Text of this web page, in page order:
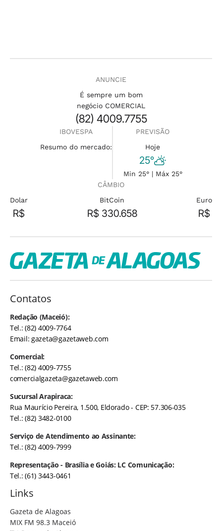
ANUNCIE
É sempre um bom
negócio COMERCIAL
(82) 4009.7755
IBOVESPA
Resumo do mercado:
PREVISÃO
Hoje
25°
Min 25° | Máx 25°
CÂMBIO
Dolar
R$
BitCoin
R$ 330.658
Euro
R$
Contatos
Redação (Maceió):
Tel.: (82) 4009-7764
Email:gazeta@gazetaweb.com
Comercial:
Tel.: (82) 4009-7755
comercialgazeta@gazetaweb.com
Sucursal Arapiraca:
Rua Maurício Pereira, 1.500, Eldorado - CEP: 57.306-035
Tel.: (82) 3482-0100
Serviço de Atendimento ao Assinante:
Tel.: (82) 4009-7999
Representação - Brasília e Goiás: LC Comunicação:
Tel.: (61) 3443-0461
Links
Gazeta de Alagoas
MIX FM 98.3 Maceió